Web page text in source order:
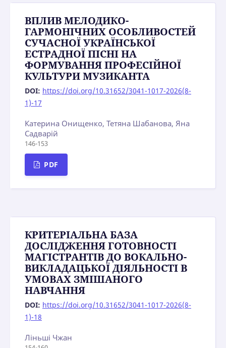
ВПЛИВ МЕЛОДИКО-
ГАРМОНІЧНИХ ОСОБЛИВОСТЕЙ
СУЧАСНОЇ УКРАЇНСЬКОЇ
ЕСТРАДНОЇ ПІСНІ НА
ФОРМУВАННЯ ПРОФЕСІЙНОЇ
КУЛЬТУРИ МУЗИКАНТА
DOI: https://doi.org/10.31652/3041-1017-2026(8-
1)-17
Катерина Онищенко, Тетяна Шабанова, Яна
Садварій
146-153
PDF
КРИТЕРІАЛЬНА БАЗА
ДОСЛІДЖЕННЯ ГОТОВНОСТІ
МАГІСТРАНТІВ ДО ВОКАЛЬНО-
ВИКЛАДАЦЬКОЇ ДІЯЛЬНОСТІ В
УМОВАХ ЗМІШАНОГО
НАВЧАННЯ
DOI: https://doi.org/10.31652/3041-1017-2026(8-
1)-18
Ліньші Чжан